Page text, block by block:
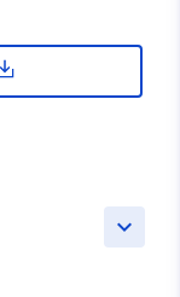
keyboard_arrow_down